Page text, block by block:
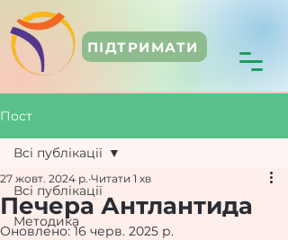
ПІДТРИМАТИ
Пост
Всі публікації
Методика
Всі публікації
Печера Антлантида
27 жовт. 2024 р. Читати 1 хв
Оновлено:16 черв. 2025 р.